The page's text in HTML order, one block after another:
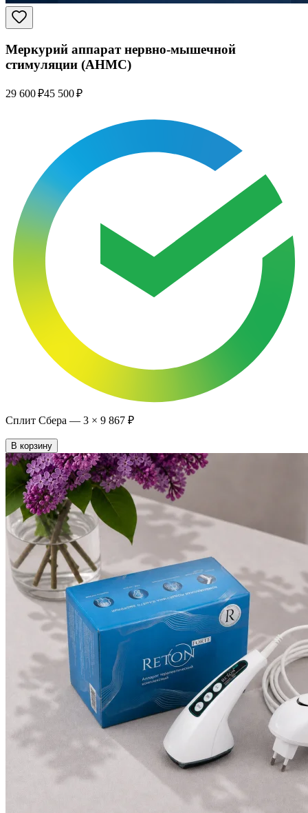
Меркурий аппарат нервно-мышечной
стимуляции (АНМС)
29 600 ₽45 500 ₽
Сплит Сбера — 3 × 9 867 ₽
В корзину